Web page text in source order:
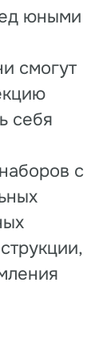
юными
смогут
себя
с